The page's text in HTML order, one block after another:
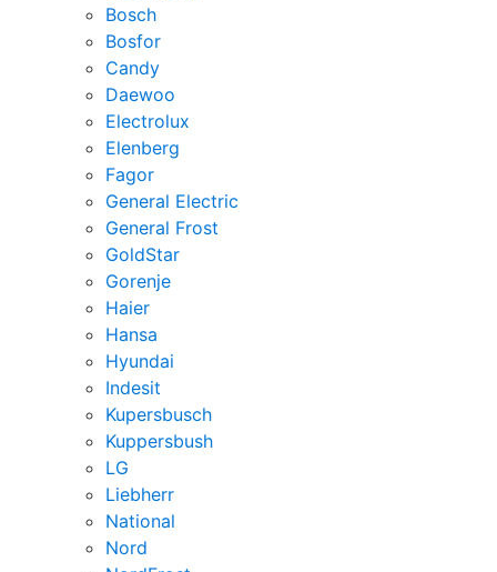
Bosch
Bosfor
Candy
Daewoo
Electrolux
Elenberg
Fagor
General Electric
General Frost
GoldStar
Gorenje
Haier
Hansa
Hyundai
Indesit
Kupersbusch
Kuppersbush
LG
Liebherr
National
Nord